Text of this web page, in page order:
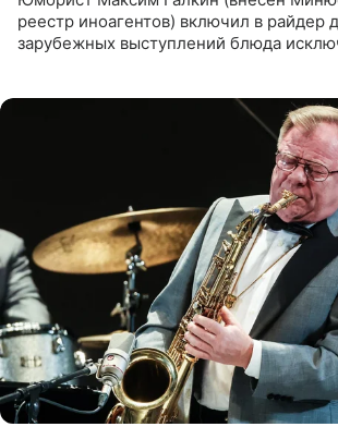
реестр иноагентов) включил в райдер
зарубежных выступлений блюда